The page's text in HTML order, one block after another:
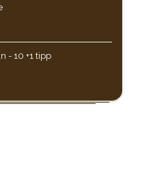
- 10 +1 tipp